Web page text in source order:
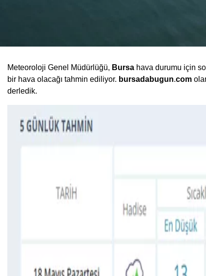
Meteoroloji Genel Müdürlüğü, Bursa hava durumu için
bir hava olacağı tahmin ediliyor. bursadabugun.com
derledik.